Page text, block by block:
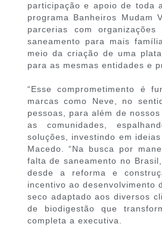
participação e apoio de toda
programa Banheiros Mudam
parcerias com
saneamento para mais
meio da criação de uma
para as mesmas entidades e
“Esse comprometimento é
marcas como Neve, no
pessoas, para além de
as comunidades,
soluções, investindo em
Macedo. “Na busca por
falta de saneamento no
desde a reforma e
incentivo ao desenvolvimento
seco adaptado aos diversos
de biodigestão que
completa a executiva.